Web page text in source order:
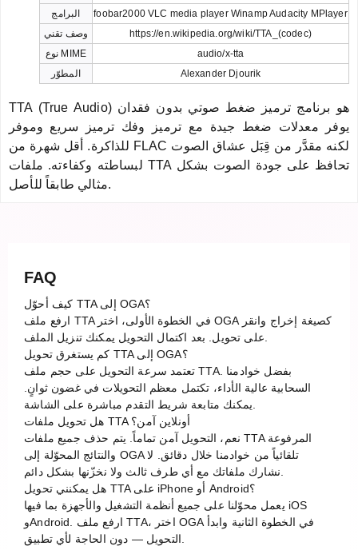
البرامج
foobar2000 VLC media player Winamp Audacity MPlayer
وصف تقني
https://en.wikipedia.org/wiki/TTA_(codec)
نوع MIME
audio/x-tta
المطوّر
Alexander Djourik
TTA (True Audio) هو برنامج ترميز ضغط صوتي بدون فقدان
يوفر معدلات ضغط جيدة مع ترميز وفك ترميز سريع وموفر
للذاكرة. أقل شهرة من FLAC لكنه مقدَّر من قِبَل عشاق الصوت
لبساطته وكفاءته. ملفات TTA تحافظ على جودة الصوت بشكل
مثالي طابقاً للأصل.
FAQ
كيف أحوّل TTA إلى OGA؟
ارفع ملف TTA في الخطوة الأولى، اختر OGA كصيغة إخراج وانقر
كم يستغرق تحويل TTA إلى OGA؟
تعتمد سرعة التحويل على حجم ملف TTA. بفضل خوادمنا
السحابية عالية الأداء، تكتمل معظم التحويلات في غضون ثوانٍ.
هل تحويل ملفات TTA أونلاين آمن؟
نعم، التحويل آمن تماماً. يتم حذف جميع ملفات TTA المرفوعة
والنتائج المحوّلة إلى OGA تلقائياً من خوادمنا خلال دقائق. لا
هل يمكنني تحويل TTA على iPhone أو Android؟
يعمل محوّلنا على جميع أنظمة التشغيل والأجهزة بما فيها iOS
وAndroid. ارفع ملف TTA، اختر OGA في الخطوة الثانية وابدأ